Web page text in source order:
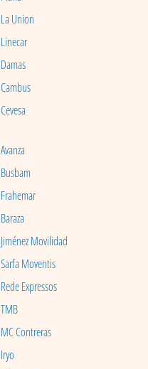
La Union
Linecar
Damas
Cambus
Cevesa
Avanza
Busbam
Frahemar
Baraza
Jiménez Movilidad
Sarfa Moventis
Rede Expressos
TMB
MC Contreras
Iryo